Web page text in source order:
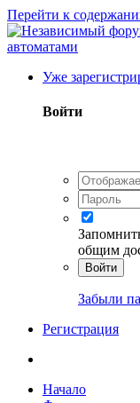
Перейти к
Уже
Войти
общим
Войти
Забыли
Регистрация
Начало